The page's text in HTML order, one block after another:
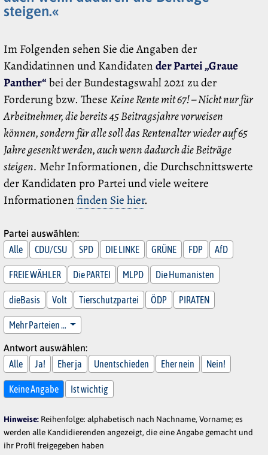
steigen.«
Im Folgenden sehen Sie die Angaben der
Kandidatinnen und Kandidatender Partei „Graue
Panther“bei der Bundestagswahl 2021 zu der
Forderung bzw. TheseKeine Rente mit 67! – Nicht nur für
Arbeitnehmer, die bereits 45 Beitragsjahre vorweisen
können, sondern für alle soll das Rentenalter wieder auf 65
Jahre gesenkt werden, auch wenn dadurch die Beiträge
steigen. Mehr Informationen, die Durchschnittswerte
der Kandidaten pro Partei und viele weitere
Informationen finden Sie hier.
Partei auswählen:
Alle
CDU/CSU SPD DIE LINKE GRÜNE FDP AfD
FREIE WÄHLER Die PARTEI MLPD Die Humanisten
dieBasis Volt Tierschutzpartei ÖDP PIRATEN
Mehr Parteien …
Antwort auswählen:
Alle
Ja! Eher ja Unentschieden Eher nein Nein!
Keine Angabe Ist wichtig
Hinweise: Reihenfolge: alphabetisch nach Nachname, Vorname; es
werden alle Kandidierenden angezeigt, die eine Angabe gemacht und
ihr Profil freigegeben haben